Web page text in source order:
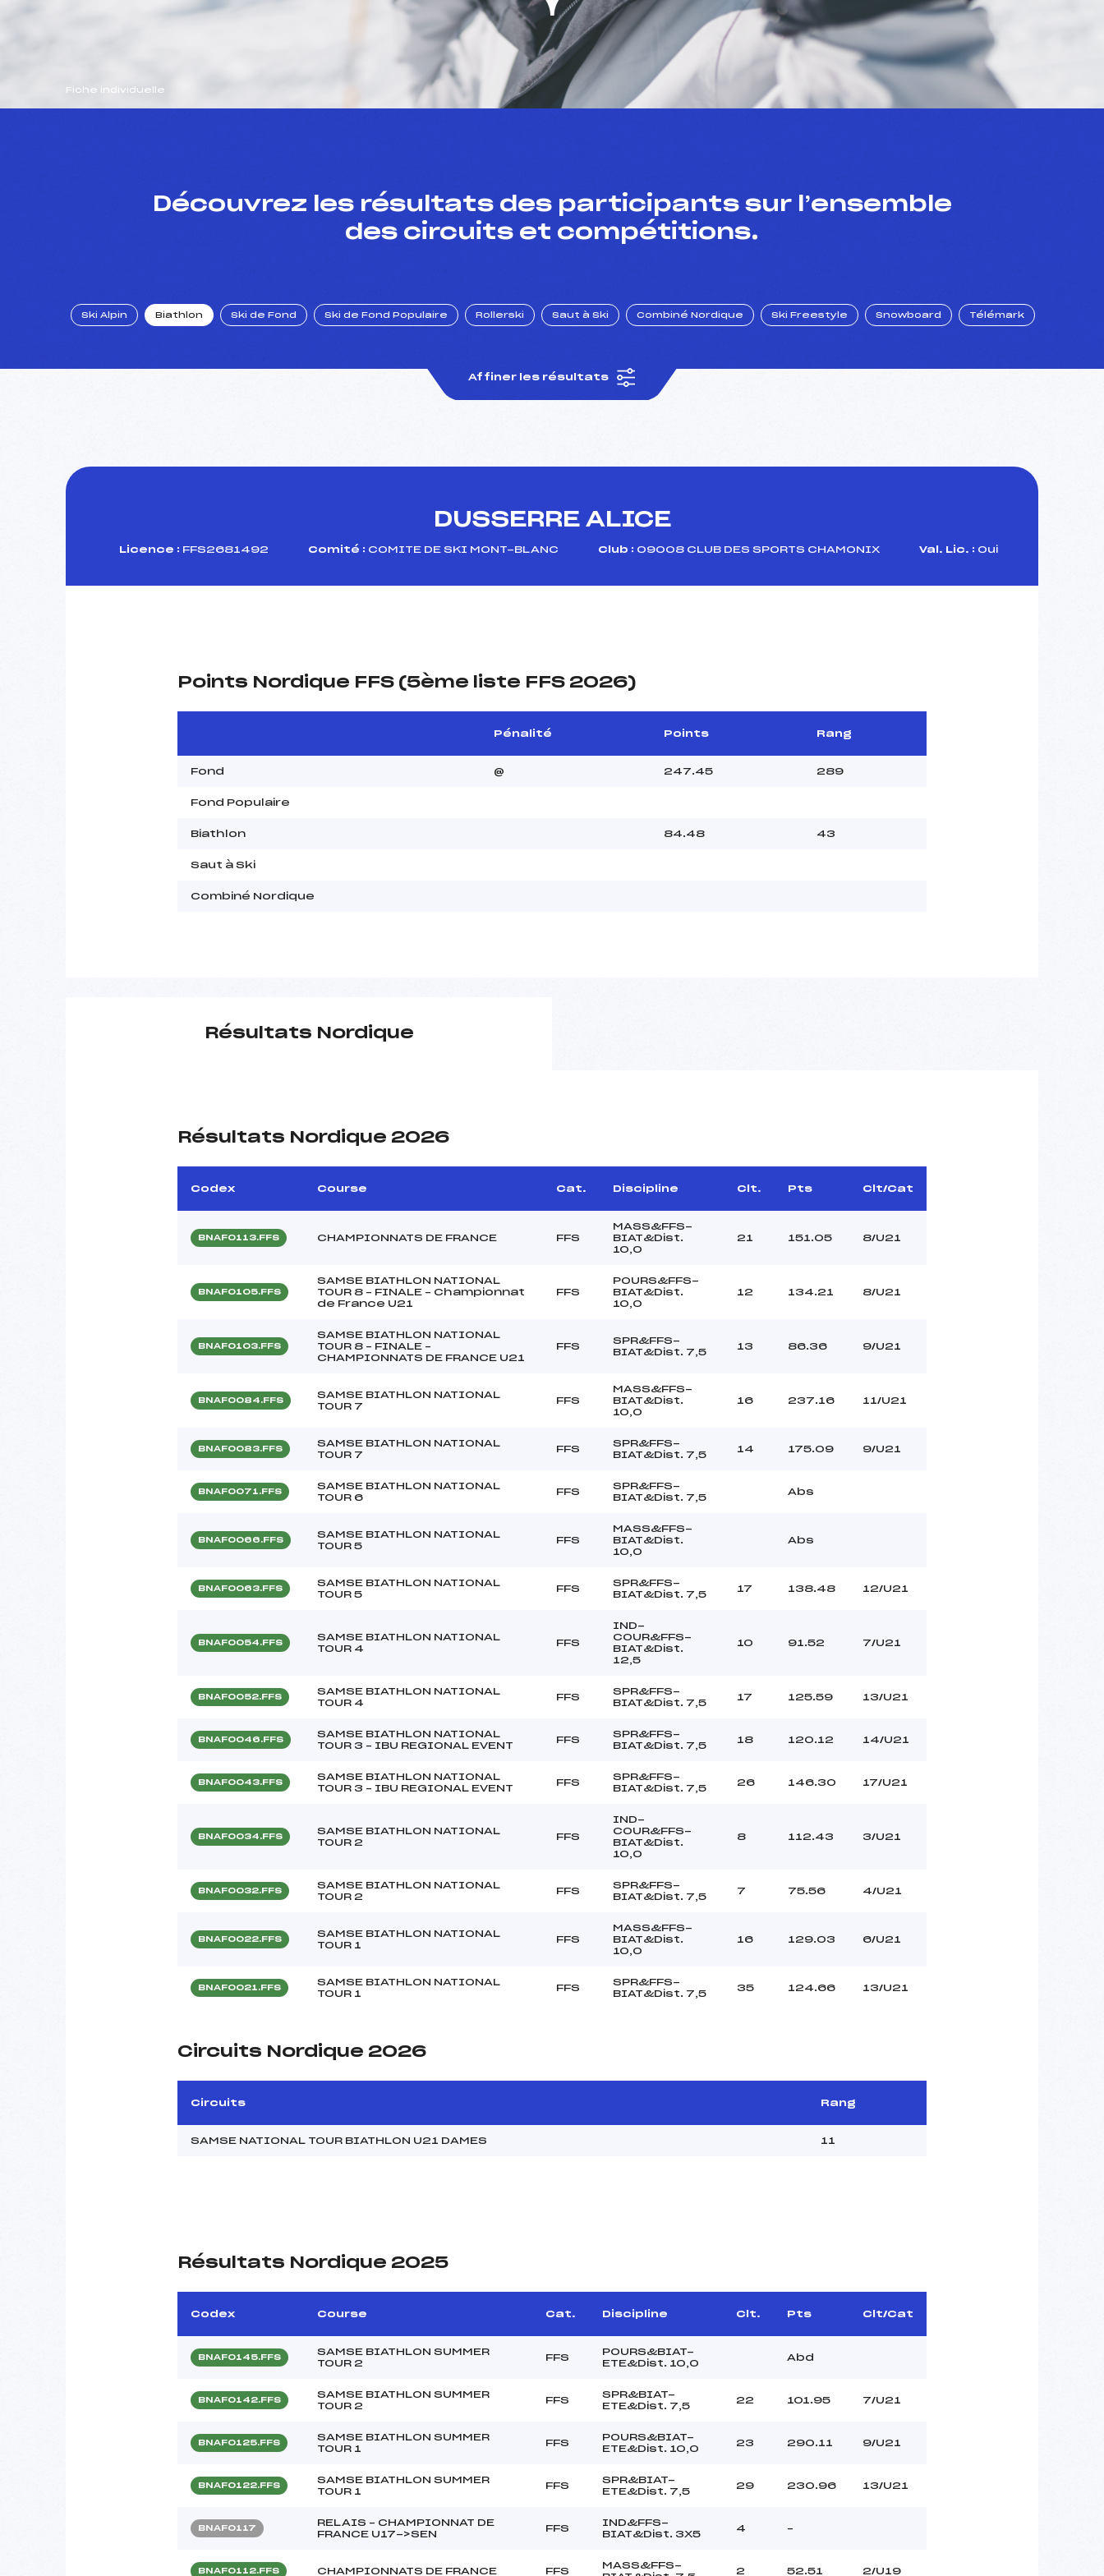
Fiche individuelle
Découvrez les résultats des participants sur l’ensemble
des circuits et compétitions.
Ski Alpin Biathlon Ski de Fond Ski de Fond Populaire Rollerski Saut à Ski Combiné Nordique Ski Freestyle Snowboard Télémark
Affiner les résultats
DUSSERRE ALICE
Licence : FFS2681492 Comité : COMITE DE SKI MONT-BLANC Club : 09008 CLUB DES SPORTS CHAMONIX Val. Lic. : Oui
Points Nordique FFS (5ème liste FFS 2026)
Pénalité Points Rang
Fond @ 247.45 289
Fond Populaire
Biathlon 84.48 43
Saut à Ski
Combiné Nordique
Résultats Nordique
Résultats Nordique 2026
Codex Course Cat. Discipline Clt. Pts Clt/Cat
BNAF0113.FFS CHAMPIONNATS DE FRANCE FFS
MASS&FFS-
BIAT&Dist.
10,0
21 151.05 8/U21
BNAF0105.FFS
SAMSE BIATHLON NATIONAL
TOUR 8 – FINALE – Championnat
de France U21
FFS
POURS&FFS-
BIAT&Dist.
10,0
12 134.21 8/U21
BNAF0103.FFS
SAMSE BIATHLON NATIONAL
TOUR 8 – FINALE –
CHAMPIONNATS DE FRANCE U21
FFS
SPR&FFS-
BIAT&Dist. 7,5
13 86.36 9/U21
BNAF0084.FFS
SAMSE BIATHLON NATIONAL
TOUR 7
FFS
MASS&FFS-
BIAT&Dist.
10,0
16 237.16 11/U21
BNAF0083.FFS
SAMSE BIATHLON NATIONAL
TOUR 7
FFS
SPR&FFS-
BIAT&Dist. 7,5
14 175.09 9/U21
BNAF0071.FFS
SAMSE BIATHLON NATIONAL
TOUR 6
FFS
SPR&FFS-
BIAT&Dist. 7,5
Abs
BNAF0066.FFS
SAMSE BIATHLON NATIONAL
TOUR 5
FFS
MASS&FFS-
BIAT&Dist.
10,0
Abs
BNAF0063.FFS
SAMSE BIATHLON NATIONAL
TOUR 5
FFS
SPR&FFS-
BIAT&Dist. 7,5
17 138.48 12/U21
BNAF0054.FFS
SAMSE BIATHLON NATIONAL
TOUR 4
FFS
IND-
COUR&FFS-
BIAT&Dist.
12,5
10 91.52 7/U21
BNAF0052.FFS
SAMSE BIATHLON NATIONAL
TOUR 4
FFS
SPR&FFS-
BIAT&Dist. 7,5
17 125.59 13/U21
BNAF0046.FFS
SAMSE BIATHLON NATIONAL
TOUR 3 – IBU REGIONAL EVENT
FFS
SPR&FFS-
BIAT&Dist. 7,5
18 120.12 14/U21
BNAF0043.FFS
SAMSE BIATHLON NATIONAL
TOUR 3 – IBU REGIONAL EVENT
FFS
SPR&FFS-
BIAT&Dist. 7,5
26 146.30 17/U21
BNAF0034.FFS
SAMSE BIATHLON NATIONAL
TOUR 2
FFS
IND-
COUR&FFS-
BIAT&Dist.
10,0
8 112.43 3/U21
BNAF0032.FFS
SAMSE BIATHLON NATIONAL
TOUR 2
FFS
SPR&FFS-
BIAT&Dist. 7,5
7 75.56 4/U21
BNAF0022.FFS
SAMSE BIATHLON NATIONAL
TOUR 1
FFS
MASS&FFS-
BIAT&Dist.
10,0
16 129.03 6/U21
BNAF0021.FFS
SAMSE BIATHLON NATIONAL
TOUR 1
FFS
SPR&FFS-
BIAT&Dist. 7,5
35 124.66 13/U21
Circuits Nordique 2026
Circuits Rang
SAMSE NATIONAL TOUR BIATHLON U21 DAMES 11
Résultats Nordique 2025
Codex Course Cat. Discipline Clt. Pts Clt/Cat
BNAF0145.FFS
SAMSE BIATHLON SUMMER
TOUR 2
FFS
POURS&BIAT-
ETE&Dist. 10,0
Abd
BNAF0142.FFS
SAMSE BIATHLON SUMMER
TOUR 2
FFS
SPR&BIAT-
ETE&Dist. 7,5
22 101.95 7/U21
BNAF0125.FFS
SAMSE BIATHLON SUMMER
TOUR 1
FFS
POURS&BIAT-
ETE&Dist. 10,0
23 290.11 9/U21
BNAF0122.FFS
SAMSE BIATHLON SUMMER
TOUR 1
FFS
SPR&BIAT-
ETE&Dist. 7,5
29 230.96 13/U21
BNAF0117
RELAIS – CHAMPIONNAT DE
FRANCE U17->SEN
FFS
IND&FFS-
BIAT&Dist. 3X5
4 –
BNAF0112.FFS CHAMPIONNATS DE FRANCE FFS
MASS&FFS-
2 52.51 2/U19